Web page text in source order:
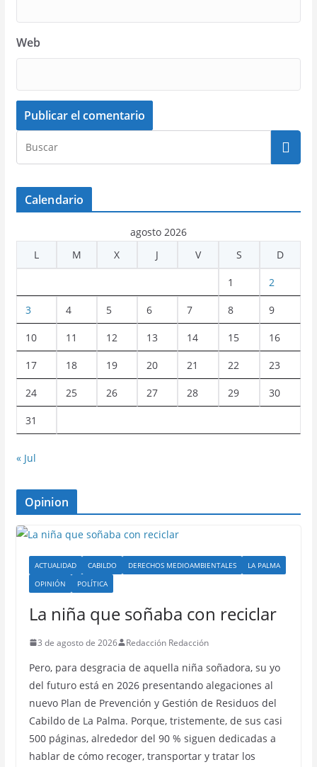
Web
Calendario
agosto 2026
L
M X J V S D
1 2
3 4 5 6 7 8 9
10 11 12 13 14 15 16
17 18 19 20 21 22 23
24 25 26 27 28 29 30
31
« Jul
Opinion
ACTUALIDAD CABILDO DERECHOS MEDIOAMBIENTALES
LA PALMA
OPINIÓN
POLÍTICA
La niña que soñaba con reciclar
3 de agosto de 2026 Redacción Redacción
Pero, para desgracia de aquella niña soñadora, su yo
del futuro está en 2026 presentando alegaciones al
nuevo Plan de Prevención y Gestión de Residuos del
Cabildo de La Palma. Porque, tristemente, de sus casi
500 páginas, alrededor del 90 % siguen dedicadas a
hablar de cómo recoger, transportar y tratar los